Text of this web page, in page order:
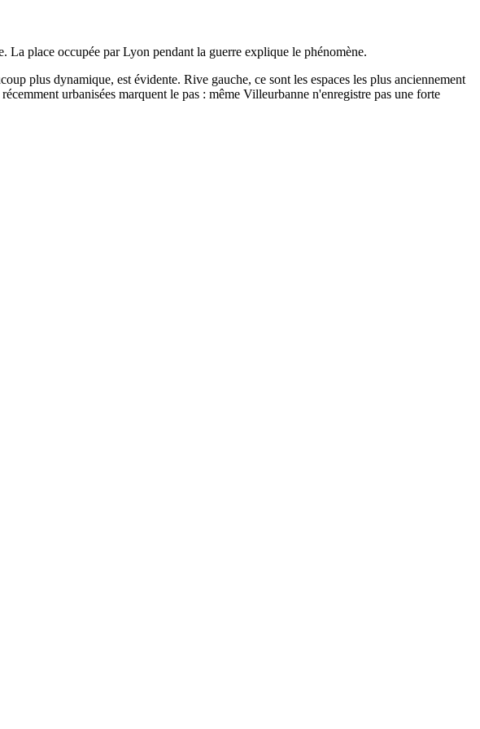
La place occupée par Lyon pendant la guerre explique le phénomène.
plus dynamique, est évidente. Rive gauche, ce sont les espaces les plus anciennement
urbanisées marquent le pas : même Villeurbanne n'enregistre pas une forte